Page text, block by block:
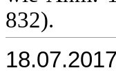
832).
18.07.2017